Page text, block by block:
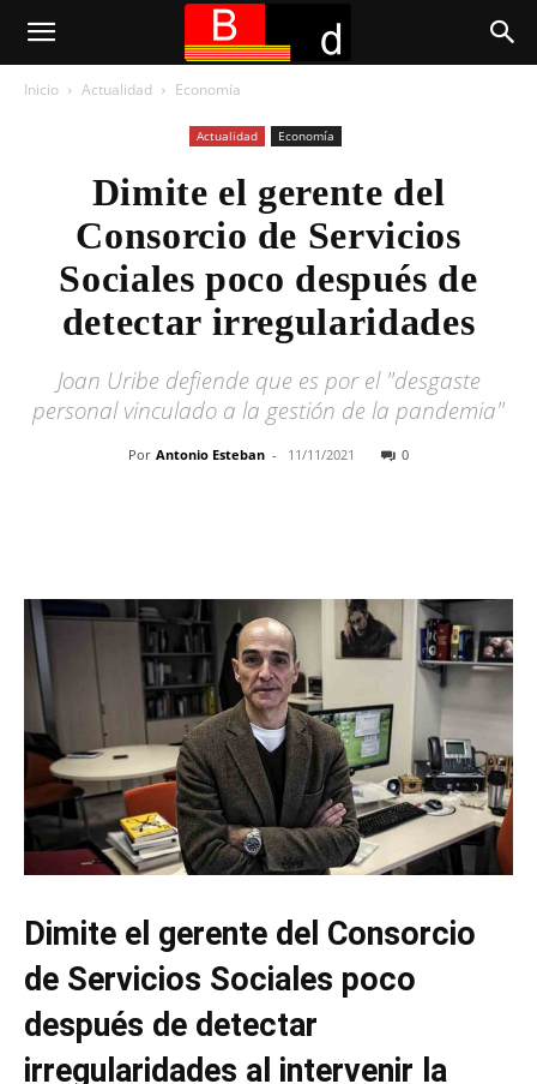
Inicio Actualidad Economía
Actualidad Economía
Dimite el gerente del
Consorcio de Servicios
Sociales poco después de
detectar irregularidades
Joan Uribe defiende que es por el "desgaste
personal vinculado a la gestión de la pandemia"
Por Antonio Esteban - 11/11/2021 0
Dimite el gerente del Consorcio
de Servicios Sociales poco
después de detectar
irregularidades al intervenir la